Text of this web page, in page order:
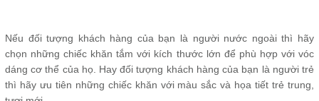
Nếu đối tượng khách hàng của bạn là người nước ngoài thì hãy
chọn những chiếc khăn tắm với kích thước lớn để phù hợp với vóc
dáng cơ thể của họ. Hay đối tượng khách hàng của bạn là người trẻ
thì hãy ưu tiên những chiếc khăn với màu sắc và họa tiết trẻ trung,